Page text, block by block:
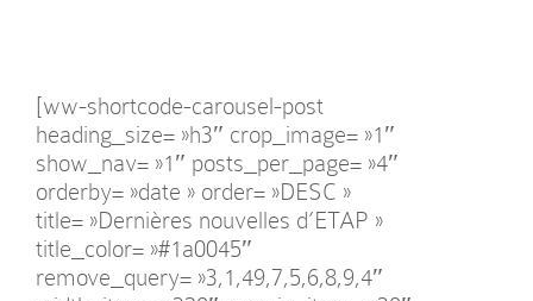
[ww-shortcode-carousel-post
heading_size= »h3″ crop_image= »1″
show_nav= »1″ posts_per_page= »4″
orderby= »date » order= »DESC »
title= »Dernières nouvelles d’ETAP »
title_color= »#1a0045″
remove_query= »3,1,49,7,5,6,8,9,4″